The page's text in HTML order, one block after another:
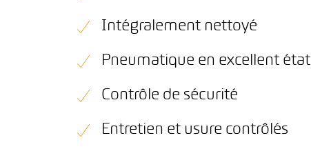
Intégralement nettoyé
Pneumatique en excellent état
Contrôle de sécurité
Entretien et usure contrôlés